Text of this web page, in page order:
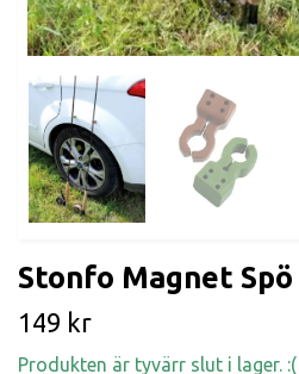
Stonfo Magnet
149 kr
Produkten är tyvärr slut i lager. :(